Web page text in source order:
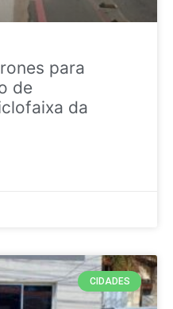
para
de
da
CIDADES